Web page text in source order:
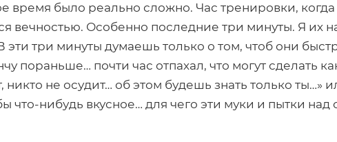
время было реально сложно. Час тренировки,
вечностью. Особенно последние три минуты. Я их
три минуты думаешь только о том, чтоб они
пораньше… почти час отпахал, что могут сделать
не осудит… об этом будешь знать только ты…»
что-нибудь вкусное… для чего эти муки и пытки над